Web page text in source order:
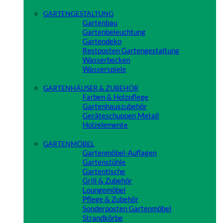
GARTENGESTALTUNG
Gartenbau
Gartenbeleuchtung
Gartendeko
Restposten Gartengestaltung
Wasserbecken
Wasserspiele
GARTENHÄUSER & ZUBEHÖR
Farben & Holzpflege
Gartenhauszubehör
Geräteschuppen Metall
Holzelemente
GARTENMÖBEL
Gartenmöbel-Auflagen
Gartenstühle
Gartentische
Grill & Zubehör
Loungemöbel
Pflege & Zubehör
Sonderposten Gartenmöbel
Strandkörbe